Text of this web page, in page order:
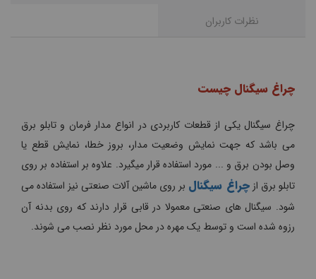
نظرات کاربران
چراغ سیگنال چیست
چراغ سیگنال یکی از قطعات کاربردی در انواع مدار فرمان و تابلو برق
می باشد که جهت نمایش وضعیت مدار، بروز خطا، نمایش قطع یا
وصل بودن برق و ... مورد استفاده قرار میگیرد. علاوه بر استفاده بر روی
تابلو برق ازچراغ سیگنال بر روی ماشین آلات صنعتی نیز استفاده می
شود. سیگنال های صنعتی معمولا در قابی قرار دارند که روی بدنه آن
رزوه شده است و توسط یک مهره در محل مورد نظر نصب می شوند.